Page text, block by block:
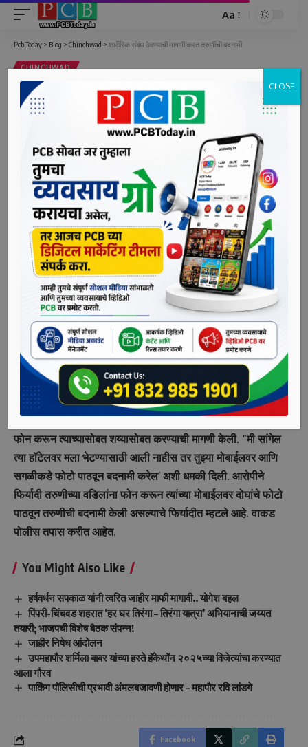
Font
Resizer
Aa
Pcb Today > Blog > Chinchwad > शारीरिक संबंध ठेवण्याची मागणी करत तरुणीची बदनामी
CHINCHWAD
शारीरिक संबंध ठेवण्याची मागणी करत
तरुणीची बदनामी
Last updated: June 23, 2022 11:26 am
bpcauthor
1 Min Read
थेरगाव, दि. २३ (पीसीबी) – जुने प्रेमसंबंध असलेल्या तरुणाने तरुणीकडे
शैय्यासोबत करण्याची मागणी केली. त्यासाठी तरुणाने दबाव आणून दोघांचे
सोबत काढलेले फोटो तरुणीच्या वडिलांना पाठवून तिची बदनामी केली.
हा प्रकार रविवारी (दि. १९) सकाळी अकरा वाजता थेरगाव येथे घडला.
किरण उर्फ जगन्नाथ राजेंद्र चव्हाण (वय २२, रा. थेरगाव) असे गुन्हा
दाखल झालेल्या आरोपीचे नाव आहे. याप्रकरणी २० वर्षीय पीडित
तरुणीने वाकड पोलीस ठाण्यात फिर्याद दिली आहे.
पोलिसांनी दिलेल्या माहितीनुसार, आरोपी आणि फिर्यादी तरुणीचे पूर्वी
प्रेमसंबंध होते. जुन्या प्रेमसंबंधाचा गैरफायदा घेऊन आरोपीने फिर्यादीला
फोन करून त्याच्यासोबत शय्यासोबत करण्याची मागणी केली. ”मी सांगेल
त्या हॉटेलवर मला भेटण्यासाठी आली नाहीस तर तुझ्या मोबाईलवर आणि
सगळीकडे फोटो पाठवून बदनामी करेल’ अशी धमकी दिली. आरोपीने
फिर्यादी तरुणीच्या वडिलांना फोन करून त्यांच्या मोबाईलवर दोघांचे फोटो
पाठवून तरुणीची बदनामी केली असल्याचे फिर्यादीत म्हटले आहे. वाकड
पोलीस तपास करीत आहेत.
You Might Also Like
हर्षवर्धन सपकाळ यांनी त्वरित जाहीर माफी मागावी.. योगेश बहल
पिंपरी-चिंचवड शहरात ‘हर घर तिरंगा – तिरंगा यात्रा’ अभियानाची जय्यत
तयारी; भाजपची विशेष बैठक संपन्न!
जाहीर निषेध आंदोलन
उपमहापौर शर्मिला बाबर यांच्या हस्ते हॅकेथॉन २०२५च्या विजेत्यांचा करण्यात
आला गौरव
पार्किंग पॉलिसीची प्रभावी अंमलबजावणी होणार – महापौर रवि लांडगे
Facebook
CLOSE